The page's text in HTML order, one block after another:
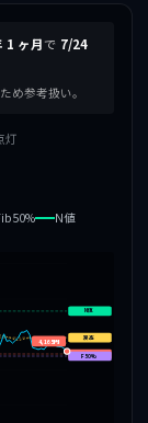
1 ヶ月で 7/24
め参考扱い。
灯
N値
押安
戻高
F50%
N値
4,165円